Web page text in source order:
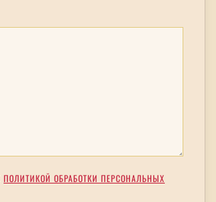
ПОЛИТИКОЙ ОБРАБОТКИ ПЕРСОНАЛЬНЫХ